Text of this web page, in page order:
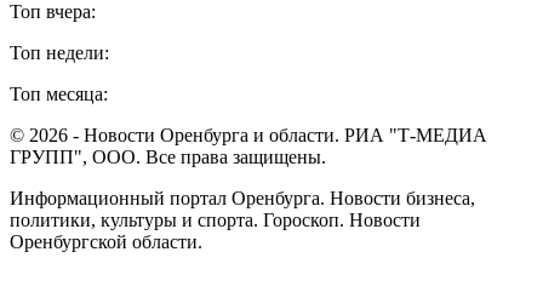
Топ вчера:
Топ недели:
Топ месяца:
© 2026 - Новости Оренбурга и области. РИА "Т-МЕДИА
ГРУПП", ООО. Все права защищены.
Информационный портал Оренбурга. Новости бизнеса,
политики, культуры и спорта. Гороскоп. Новости
Оренбургской области.